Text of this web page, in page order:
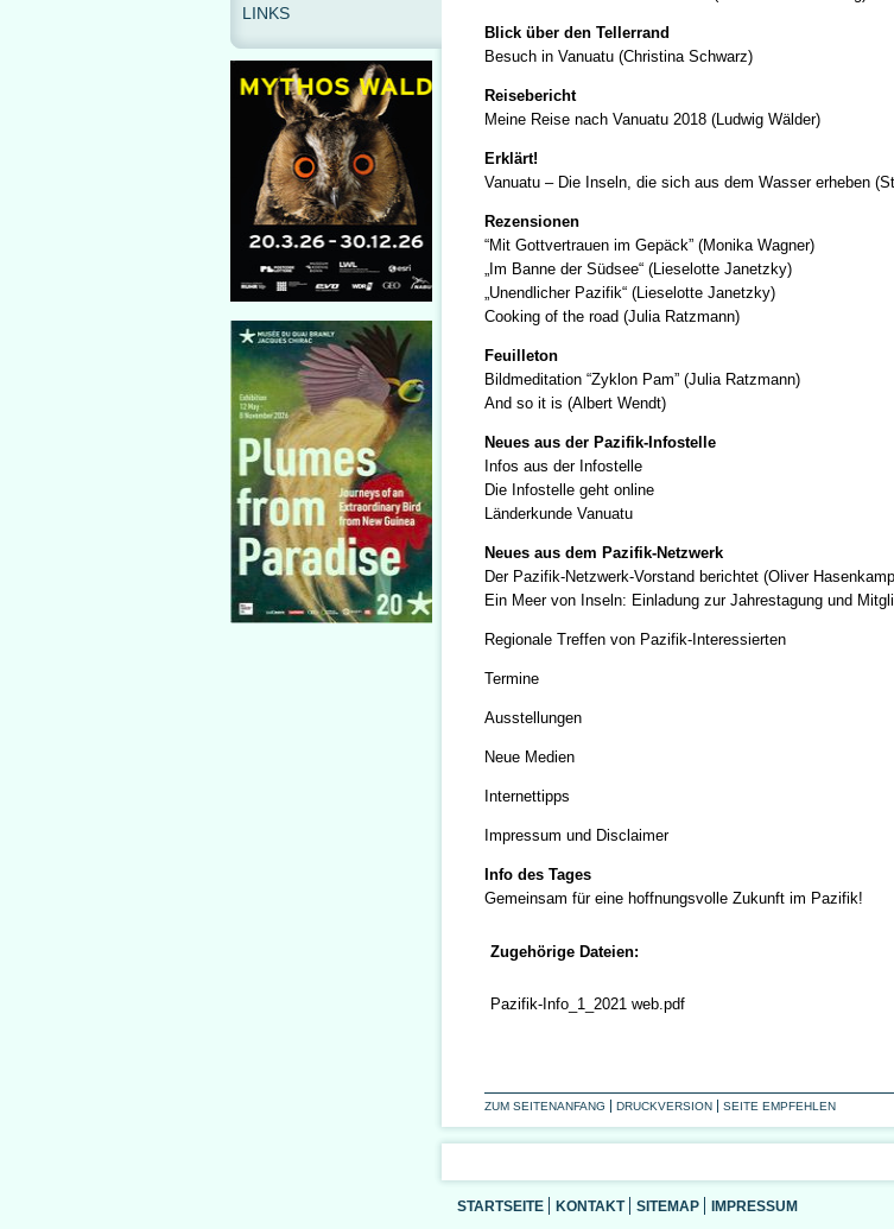
Blick über den Tellerrand
Besuch in Vanuatu (Christina Schwarz)
Reisebericht
Meine Reise nach Vanuatu 2018 (Ludwig Wälder)
Erklärt!
Vanuatu – Die Inseln, die sich aus dem Wasser erheben
Rezensionen
“Mit Gottvertrauen im Gepäck” (Monika Wagner)
„Im Banne der Südsee“ (Lieselotte Janetzky)
„Unendlicher Pazifik“ (Lieselotte Janetzky)
Cooking of the road (Julia Ratzmann)
Feuilleton
Bildmeditation “Zyklon Pam” (Julia Ratzmann)
And so it is (Albert Wendt)
Neues aus der Pazifik-Infostelle
Infos aus der Infostelle
Die Infostelle geht online
Länderkunde Vanuatu
Neues aus dem Pazifik-Netzwerk
Der Pazifik-Netzwerk-Vorstand berichtet (Oliver
Ein Meer von Inseln: Einladung zur Jahrestagung und
Regionale Treffen von Pazifik-Interessierten
Termine
Ausstellungen
Neue Medien
Internettipps
Impressum und Disclaimer
Info des Tages
Gemeinsam für eine hoffnungsvolle Zukunft im Pazifik!
Zugehörige Dateien:
Pazifik-Info_1_2021 web.pdf
ZUM SEITENANFANG DRUCKVERSION SEITE EMPFEHLEN
STARTSEITE KONTAKT SITEMAP IMPRESSUM
LINKS